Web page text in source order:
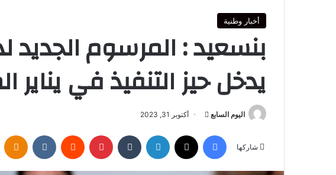
أخبار وطنية
بنسعيد : المرسوم الجديد
يدخل حيز التنفيذ في يناير
اليوم السابع
أرسل
إلكترونيا
أكتوبر 31, 2023
شاركها
فيسبوك لينكدإن بينتيريست